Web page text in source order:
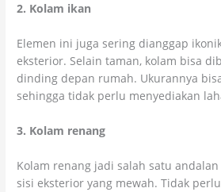
2. Kolam ikan
Elemen ini juga sering dianggap
eksterior. Selain taman, kolam bisa
dinding depan rumah. Ukurannya
sehingga tidak perlu menyediakan
3. Kolam renang
Kolam renang jadi salah satu
sisi eksterior yang mewah. Tidak